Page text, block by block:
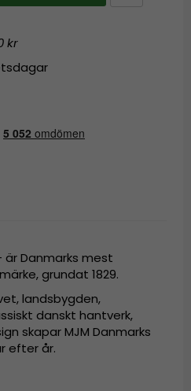
kr
är Danmarks mest
grundat 1829.
landsbygden,
danskt hantverk,
skapar MJM Danmarks
efter år.